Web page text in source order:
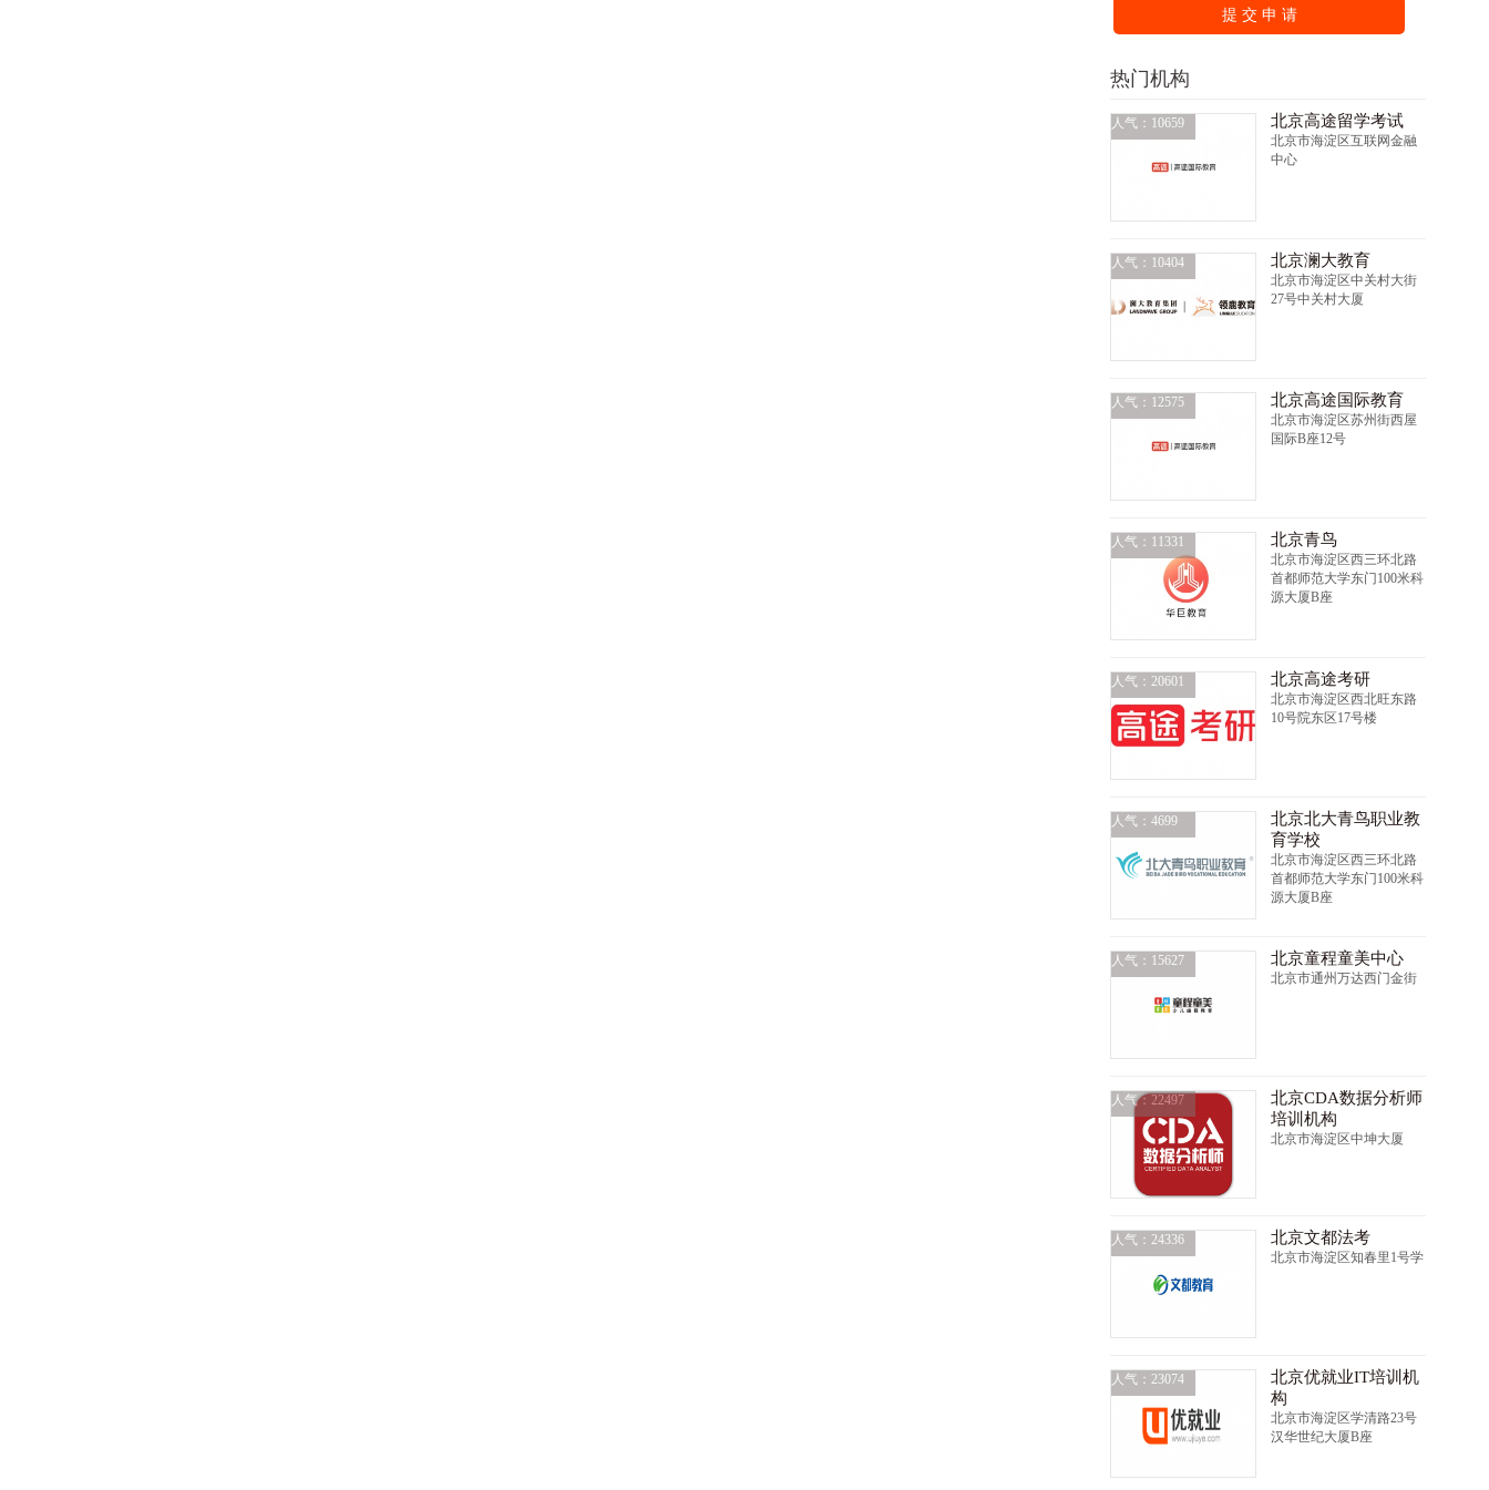
提 交 申 请
热门机构
人气：10659 北京高途留学考试
北京市海淀区互联网金融
中心
人气：10404 北京澜大教育
北京市海淀区中关村大街
27号中关村大厦
人气：12575 北京高途国际教育
北京市海淀区苏州街西屋
国际B座12号
人气：11331 北京青鸟
北京市海淀区西三环北路
首都师范大学东门100米科
源大厦B座
人气：20601 北京高途考研
北京市海淀区西北旺东路
10号院东区17号楼
人气：4699
北京北大青鸟职业教
育学校
北京市海淀区西三环北路
首都师范大学东门100米科
源大厦B座
人气：15627 北京童程童美中心
北京市通州万达西门金街
人气：22497
北京CDA数据分析师
培训机构
北京市海淀区中坤大厦
人气：24336 北京文都法考
北京市海淀区知春里1号学
人气：23074
北京优就业IT培训机
构
北京市海淀区学清路23号
汉华世纪大厦B座